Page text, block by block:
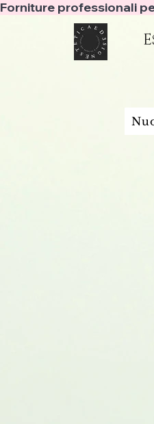
Forniture professionali